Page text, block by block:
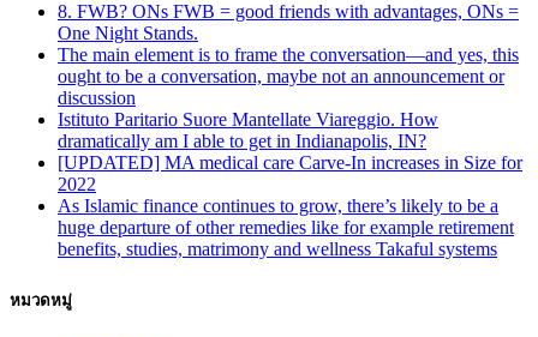
8. FWB? ONs FWB = good friends with advantages, ONs =
One Night Stands.
The main element is to frame the conversation—and yes, this
ought to be a conversation, maybe not an announcement or
discussion
Istituto Paritario Suore Mantellate Viareggio. How
dramatically am I able to get in Indianapolis, IN?
[UPDATED] MA medical care Carve-In increases in Size for
2022
As Islamic finance continues to grow, there’s likely to be a
huge departure of other remedies like for example retirement
benefits, studies, matrimony and wellness Takaful systems
หมวดหมู่